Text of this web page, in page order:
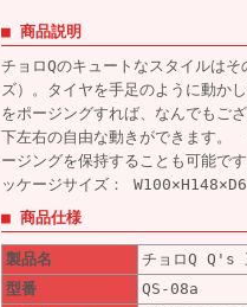
■ 商品説明
チョロQのキュートなスタイルは
ズ）。タイヤを手足のように動か
をポージングすれば、なんでもご
下左右の自由な動きができます。
ージングを保持することも可能
ッケージサイズ：
■ 商品仕様
製品名
チョロQ Q's
型番
QS-08a